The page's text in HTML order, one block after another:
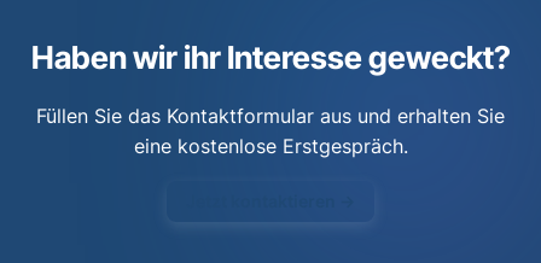
Haben wir ihr Interesse geweckt?
Füllen Sie das Kontaktformular aus und erhalten Sie
eine kostenlose Erstgespräch.